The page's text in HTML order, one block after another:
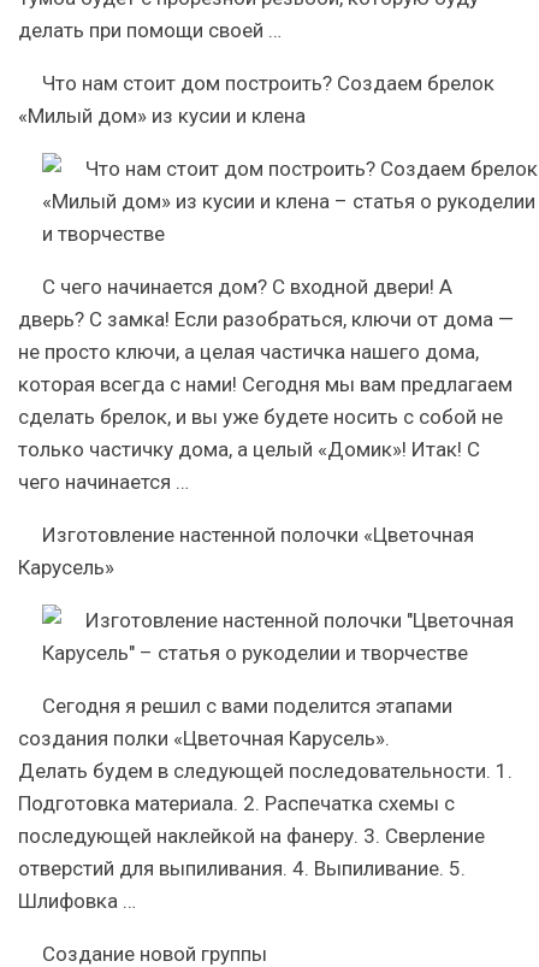
делать при помощи своей …
Что нам стоит дом построить? Создаем брелок
«Милый дом» из кусии и клена
С чего начинается дом? С входной двери! А
дверь? С замка! Если разобраться, ключи от дома —
не просто ключи, а целая частичка нашего дома,
которая всегда с нами! Сегодня мы вам предлагаем
сделать брелок, и вы уже будете носить с собой не
только частичку дома, а целый «Домик»! Итак! С
чего начинается …
Изготовление настенной полочки «Цветочная
Карусель»
Сегодня я решил с вами поделится этапами
создания полки «Цветочная Карусель».
Делать будем в следующей последовательности. 1.
Подготовка материала. 2. Распечатка схемы с
последующей наклейкой на фанеру. 3. Сверление
отверстий для выпиливания. 4. Выпиливание. 5.
Шлифовка …
Создание новой группы